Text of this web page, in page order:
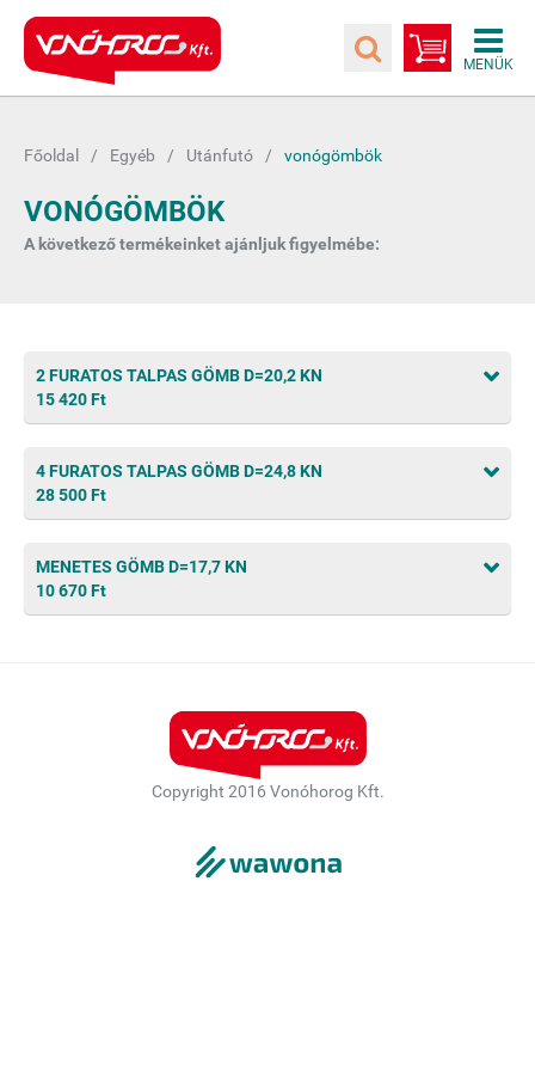
Főoldal Egyéb Utánfutó vonógömbök
VONÓGÖMBÖK
A következő termékeinket ajánljuk figyelmébe:
2 FURATOS TALPAS GÖMB D=20,2 KN
15 420 Ft
4 FURATOS TALPAS GÖMB D=24,8 KN
28 500 Ft
MENETES GÖMB D=17,7 KN
10 670 Ft
Copyright 2016 Vonóhorog Kft.